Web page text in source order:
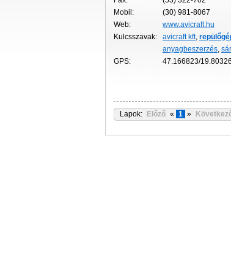
Mobil:
(30) 981-8067
Web:
www.avicraft.hu
Kulcsszavak:
avicraft kft,
anyagbeszerzés,
GPS:
47.166823/
Lapok: Előző « 1 »